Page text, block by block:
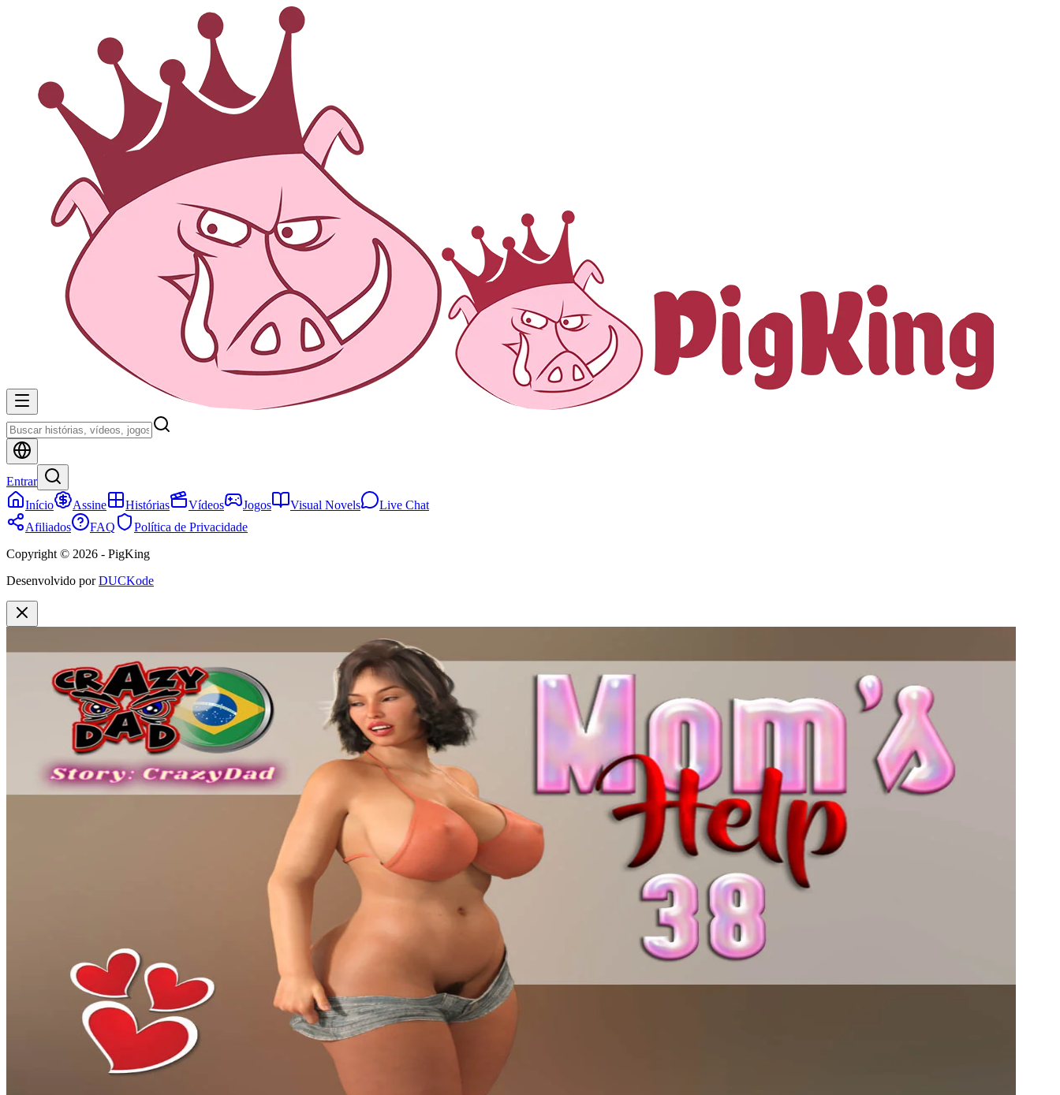
Entrar
Início
Assine Histórias Vídeos Jogos Visual Novels
Live Chat
Afiliados
FAQ
Política de Privacidade
Copyright © 2026 - PigKing
Desenvolvido por DUCKode